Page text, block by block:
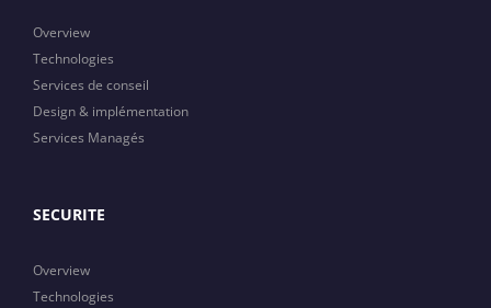
Overview
Technologies
Services de conseil
Design & implémentation
Services Managés
SECURITE
Overview
Technologies